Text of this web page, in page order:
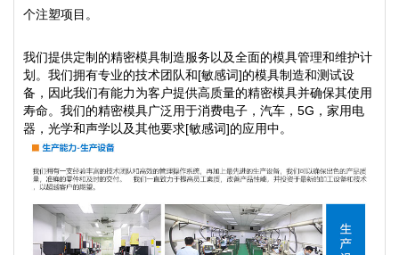
个注塑项目。
我们提供定制的精密模具制造服务以及全面的模具管理和维护计
划。我们拥有专业的技术团队和[敏感词]的模具制造和测试设
备，因此我们有能力为客户提供高质量的精密模具并确保其使用
寿命。我们的精密模具广泛用于消费电子，汽车，5G，家用电
器，光学和声学以及其他要求[敏感词]的应用中。